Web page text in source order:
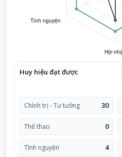
Huy hiệu đạt được
Chính trị - Tư tưởng 30
Thể thao 0
Tình nguyện 4